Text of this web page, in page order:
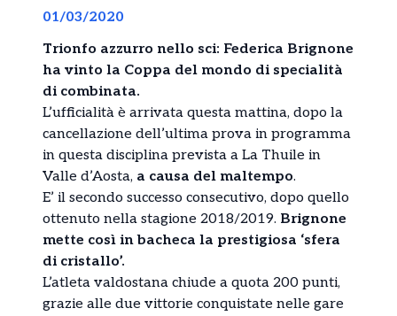
01/03/2020
Trionfo azzurro nello sci: Federica Brignone
ha vinto la Coppa del mondo di specialità
di combinata.
L’ufficialità è arrivata questa mattina, dopo la
cancellazione dell’ultima prova in programma
in questa disciplina prevista a La Thuile in
Valle d’Aosta, a causa del maltempo.
E’ il secondo successo consecutivo, dopo quello
ottenuto nella stagione 2018/2019. Brignone
mette così in bacheca la prestigiosa ‘sfera
di cristallo’.
L’atleta valdostana chiude a quota 200 punti,
grazie alle due vittorie conquistate nelle gare